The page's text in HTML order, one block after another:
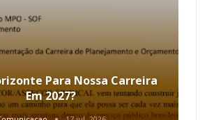
Para Nossa Carreira
Em 2027?